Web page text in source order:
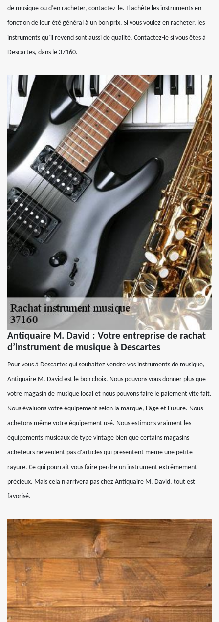
de musique ou d’en racheter, contactez-le. Il achète les instruments en
fonction de leur été général à un bon prix. Si vous voulez en racheter, les
instruments qu’il revend sont aussi de qualité. Contactez-le si vous êtes à
Descartes, dans le 37160.
Antiquaire M. David : Votre entreprise de rachat
d’instrument de musique à Descartes
Pour vous à Descartes qui souhaitez vendre vos instruments de musique,
Antiquaire M. David est le bon choix. Nous pouvons vous donner plus que
votre magasin de musique local et nous pouvons faire le paiement vite fait.
Nous évaluons votre équipement selon la marque, l'âge et l'usure. Nous
achetons même votre équipement usé. Nous estimons vraiment les
équipements musicaux de type vintage bien que certains magasins
acheteurs ne veulent pas d'articles qui présentent même une petite
rayure. Ce qui pourrait vous faire perdre un instrument extrêmement
précieux. Mais cela n'arrivera pas chez Antiquaire M. David, tout est
favorisé.